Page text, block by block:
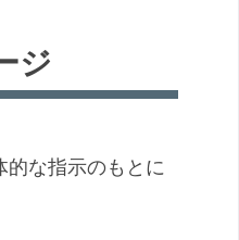
ジ
な指示のもとに